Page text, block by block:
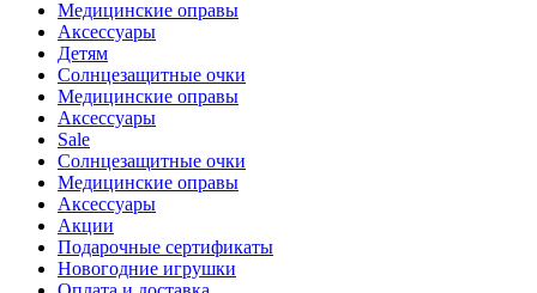
Медицинские оправы
Аксессуары
Детям
Солнцезащитные очки
Медицинские оправы
Аксессуары
Sale
Солнцезащитные очки
Медицинские оправы
Аксессуары
Акции
Подарочные сертификаты
Новогодние игрушки